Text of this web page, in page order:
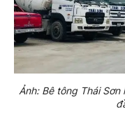
Ảnh: Bê tông Thái